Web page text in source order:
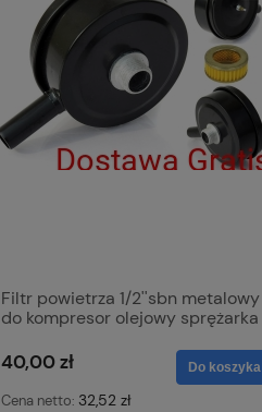
Filtr powietrza 1/2''sbn metalowy
do kompresor olejowy sprężarka
40,00 zł
Cena netto: 32,52 zł
Do koszyka